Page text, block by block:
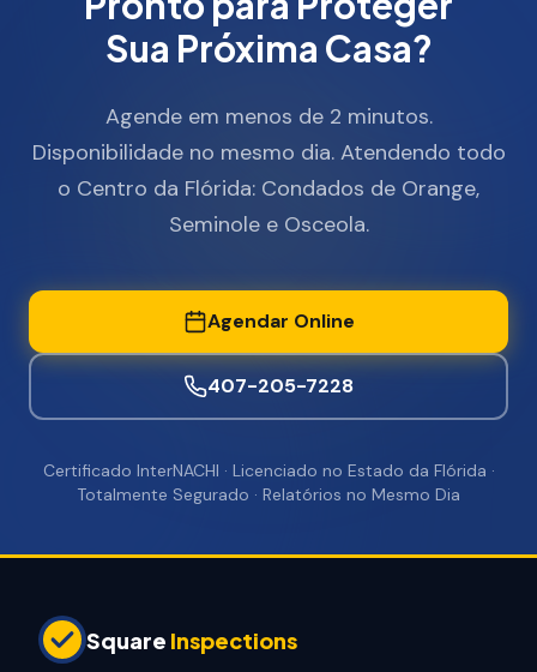
Sua Próxima Casa?
Agende em menos de 2 minutos.
Disponibilidade no mesmo dia. Atendendo todo
o Centro da Flórida: Condados de Orange,
Seminole e Osceola.
Agendar Online
407-205-7228
Certificado InterNACHI · Licenciado no Estado da Flórida ·
Totalmente Segurado · Relatórios no Mesmo Dia
Square Inspections